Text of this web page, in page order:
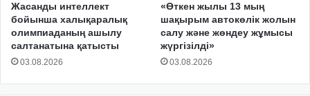
Жасанды интеллект
бойынша халықаралық
олимпиаданың ашылу
салтанатына қатысты
03.08.2026
«Өткен жылы 13 мың
шақырым автокөлік жолын
салу және жөндеу жұмысы
жүргізілді»
03.08.2026